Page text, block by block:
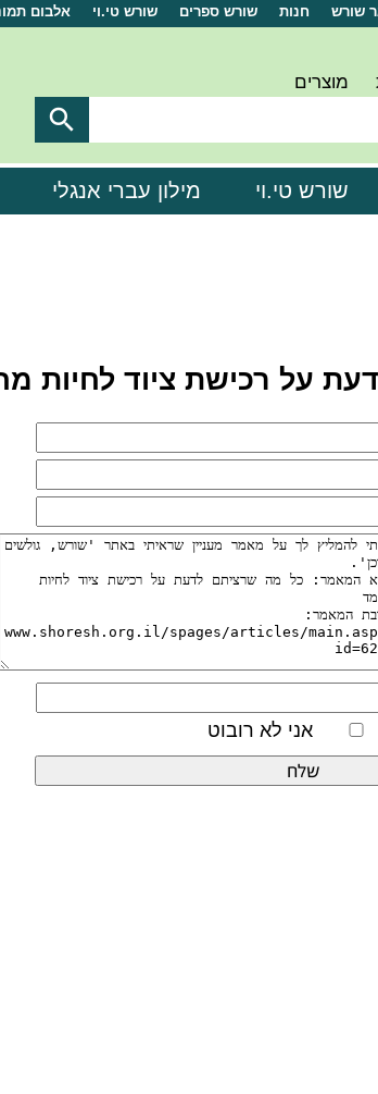
שורש חנות שורש ספרים שורש טי.וי אלבום
מוצרים

שורש טי.וי מילון עברי אנגלי
על רכישת ציוד לחיות
אני לא רובוט